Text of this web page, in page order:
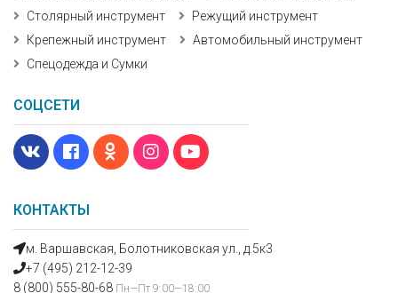
КОНТАКТЫ
м. Варшавская, Болотниковская ул., д.5к3
+7 (495) 212-12-39
8 (800) 555-80-68 Пн—Пт 9:00—18:00
Столярный инструмент
Режущий инструмент
Крепежный инструмент
Автомобильный инструмент
Спецодежда и Сумки
СОЦСЕТИ